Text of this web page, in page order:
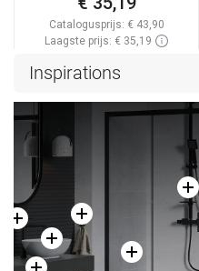
Catalogusprijs: € 43,90
Laagste prijs: € 35,19
Inspirations